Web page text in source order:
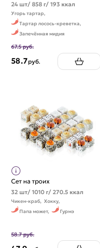
24 шт/ 858 г/ 193 ккал
Угорь тартар,
Тартар лосось-креветка,
Запечённая мидия
67.5 руб.
58.7руб.
Сет на троих
32 шт/ 1010 г/ 270.5 ккал
Чикен-краб, Хокку,
Папа может,
Гурмэ
58.7 руб.